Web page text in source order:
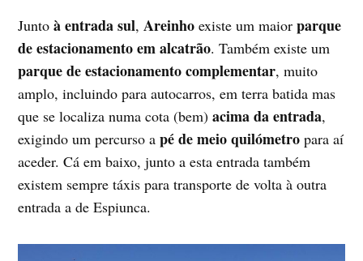
Juntoà entrada sul,Areinho existe um maiorparque
de estacionamento em alcatrão. Também existe um
parque de estacionamento complementar, muito
amplo, incluindo para autocarros, em terra batida mas
que se localiza numa cota (bem)acima da entrada,
exigindo um percurso apé de meio quilómetro para aí
aceder. Cá em baixo, junto a esta entrada também
existem sempre táxis para transporte de volta à outra
entrada a de Espiunca.